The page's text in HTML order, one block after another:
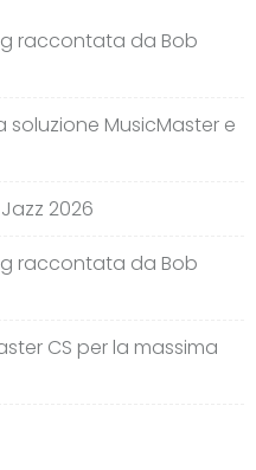
raccontata da Bob
MusicMaster e
2026
raccontata da Bob
CS per la massima